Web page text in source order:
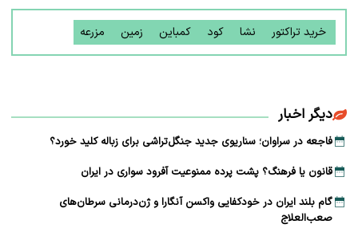
خرید تراکتور نشا کود کمباین زمین مزرعه
دیگر اخبار
فاجعه در سراوان؛ سناریوی جدید جنگل‌تراشی برای زباله کلید خورد؟
قانون یا فرهنگ؟ پشت پرده ممنوعیت آفرود سواری در ایران
گام بلند ایران در خودکفایی واکسن آنگارا و ژن‌درمانی سرطان‌های
صعب‌العلاج